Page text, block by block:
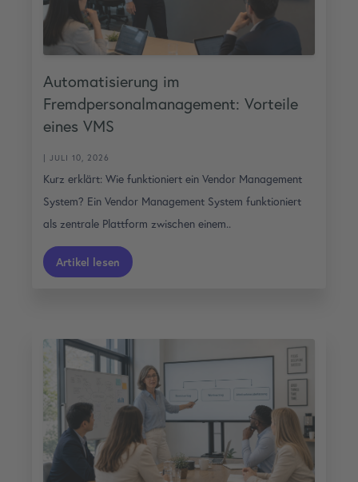
Automatisierung im
Fremdpersonalmanagement: Vorteile
eines VMS
| JULI 10, 2026
Kurz erklärt: Wie funktioniert ein Vendor Management
System? Ein Vendor Management System funktioniert
als zentrale Plattform zwischen einem..
Artikel lesen